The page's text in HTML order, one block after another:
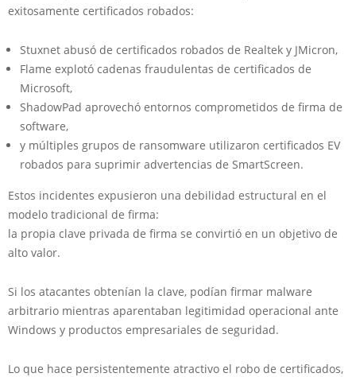
exitosamente certificados robados:
Stuxnet abusó de certificados robados de Realtek y JMicron,
Flame explotó cadenas fraudulentas de certificados de
Microsoft,
ShadowPad aprovechó entornos comprometidos de firma de
software,
y múltiples grupos de ransomware utilizaron certificados EV
robados para suprimir advertencias de SmartScreen.
Estos incidentes expusieron una debilidad estructural en el
modelo tradicional de firma:
la propia clave privada de firma se convirtió en un objetivo de
alto valor.
Si los atacantes obtenían la clave, podían firmar malware
arbitrario mientras aparentaban legitimidad operacional ante
Windows y productos empresariales de seguridad.
Lo que hace persistentemente atractivo el robo de certificados,